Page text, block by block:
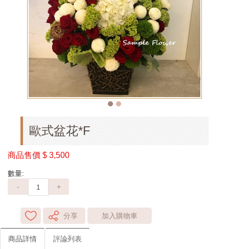
歐式盆花*F
商品售價 $ 3,500
數量:
-
+
分享 加入購物車
商品詳情 評論列表